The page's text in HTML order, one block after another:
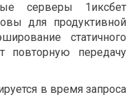
серверы 1иксбет
для продуктивной
статичного
повторную передачу
в время запроса